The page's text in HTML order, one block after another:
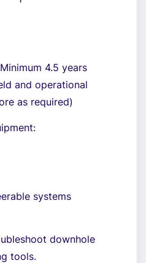
4.5 years
and operational
as required)
systems
downhole
tools.